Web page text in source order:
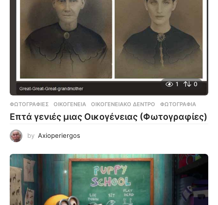
1 0
ΦΩΤΟΓΡΑΦΊΕΣ ΟΙΚΟΓΈΝΕΙΑ ,ΟΙΚΟΓΕΝΕΙΑΚΌ ΔΈΝΤΡΟ ,ΦΩΤΟΓΡΑΦΊΑ
Επτά γενιές μιας Οικογένειας (Φωτογραφίες)
by Axioperiergos